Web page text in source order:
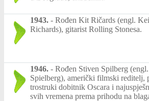
1943. - Rođen Kit Ričards (engl.
Richards), gitarist Rolling Stonesa.
1946. - Rođen Stiven Spilberg
Spielberg), američki filmski reditelj,
trostruki dobitnik Oscara i
svih vremena prema prihodu na